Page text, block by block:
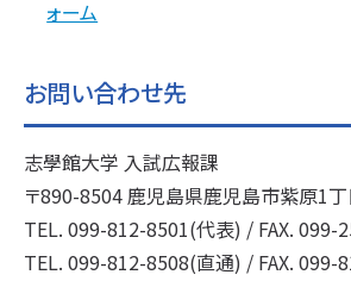
ォーム
お問い合わせ先
志學館大学 入試広報課
〒890-8504 鹿児島県鹿児島市紫原1
TEL. 099-812-8501(代表) / FAX. 099-
TEL. 099-812-8508(直通) / FAX. 099-